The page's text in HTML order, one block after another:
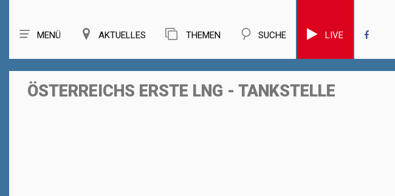
MENÜ AKTUELLES THEMEN SUCHE LIVE
ÖSTERREICHS ERSTE LNG - TANKSTELLE